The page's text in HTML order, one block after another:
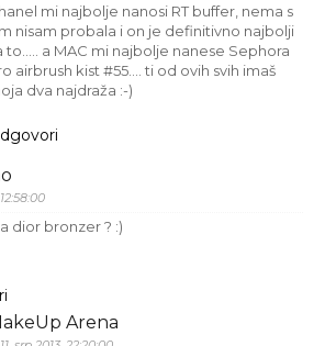
mi najbolje nanosi RT buffer, nema s
nisam probala i on je definitivno najbolji
to..... a MAC mi najbolje nanese Sephora
airbrush kist #55.... ti od ovih svih imaš
dva najdraža :-)
dior bronzer ? :)
Arena